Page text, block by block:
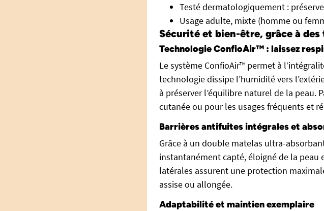
Testé dermatologiquement :
Usage adulte, mixte (homme ou
Sécurité et bien-être, grâce à
Technologie ConfioAir™ : laissez
Le système ConfioAir™ permet à
technologie dissipe l’humidité vers
à préserver l’équilibre naturel de la
cutanée ou pour les usages fréquents et
Barrières antifuites intégrales et
Grâce à un double matelas ultra-
instantanément capté, éloigné de la peau
latérales assurent une protection
assise ou allongée.
Adaptabilité et maintien exemplaire